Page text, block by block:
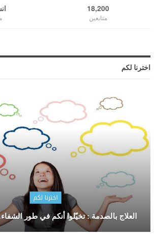
18,200
متابعين
اخترنا لكم
اخترنا لكم
العلاج بالصدمة : تخيّلوا أنكم في طور